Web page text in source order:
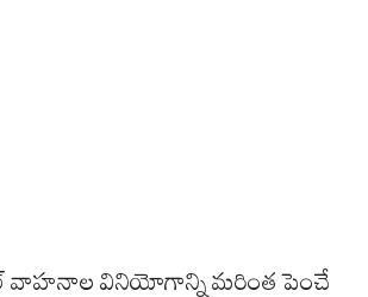
వాహనాల వినియోగాన్ని మరింత పెంచే